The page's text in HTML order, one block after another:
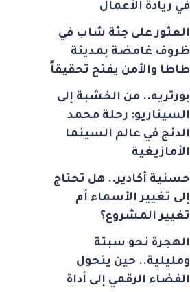
في ريادة الأعمال
العثور على جثة شاب في
ظروف غامضة بمدينة
طاطا والأمن يفتح تحقيقاً
بورتريه.. من الخشبة إلى
السيناريو: رحلة محمد
الدنج في عالم السينما
الأمازيغية
حسنية أكادير.. هل تحتاج
إلى تغيير الأسماء أم
تغيير المشروع؟
الهجرة نحو سبتة
ومليلية.. حين يتحول
الفضاء الرقمي إلى أداة